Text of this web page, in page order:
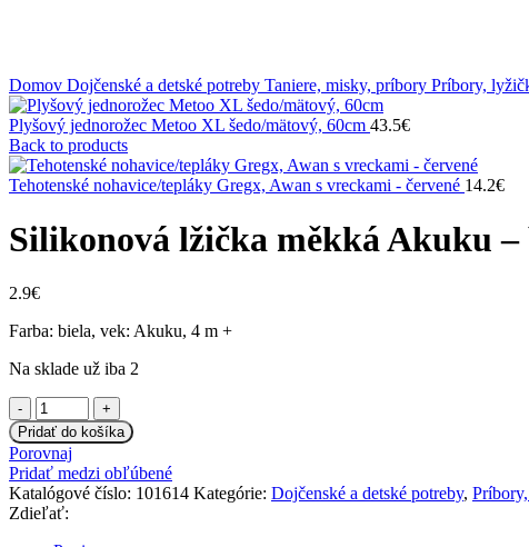
Domov Dojčenské a detské potreby Taniere, misky, príbory Príbory,
Plyšový jednorožec Metoo XL šedo/mätový, 60cm 43.5€
Back to products
Tehotenské nohavice/tepláky Gregx, Awan s vreckami - červené 14.2€
Silikonová lžička měkká Akuku –
2.9€
Farba: biela, vek: Akuku, 4 m +
Na sklade už iba 2
množstvo
Silikonová
lžička
měkká
Akuku
-
biela
Pridať do košíka
Porovnaj
Pridať medzi obľúbené
Katalógové číslo: 101614 Kategórie: Dojčenské a detské potreby,
Zdieľať: